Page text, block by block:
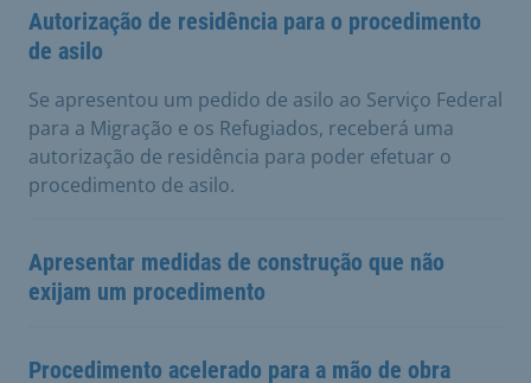
Autorização de residência para o procedimento
de asilo
Se apresentou um pedido de asilo ao Serviço Federal
para a Migração e os Refugiados, receberá uma
autorização de residência para poder efetuar o
procedimento de asilo.
Apresentar medidas de construção que não
exijam um procedimento
Procedimento acelerado para a mão de obra